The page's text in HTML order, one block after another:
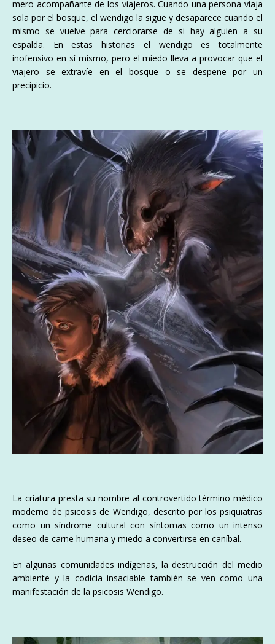
mero acompañante de los viajeros. Cuando una persona viaja
sola por el bosque, el wendigo la sigue y desaparece cuando el
mismo se vuelve para cerciorarse de si hay alguien a su
espalda. En estas historias el wendigo es totalmente
inofensivo en sí mismo, pero el miedo lleva a provocar que el
viajero se extravíe en el bosque o se despeñe por un
precipicio.
La criatura presta su nombre al controvertido término médico
moderno de psicosis de Wendigo, descrito por los psiquiatras
como un síndrome cultural con síntomas como un intenso
deseo de carne humana y miedo a convertirse en caníbal.​
En algunas comunidades indígenas, la destrucción del medio
ambiente y la codicia insaciable también se ven como una
manifestación de la psicosis Wendigo.